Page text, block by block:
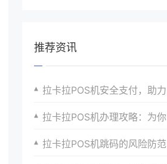
推荐资讯
拉卡拉POS机安全支付，助力商家提升客户信任度
拉卡拉POS机办理攻略：为你的支付提速
拉卡拉POS机跳码的风险防范